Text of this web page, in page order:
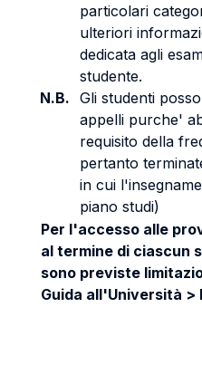
particolari
ulteriori
dedicata agli
studente.
N.B. Gli studenti
appelli purche'
requisito della
pertanto
in cui
piano studi)
Per l'accesso alle
al termine di ciascun
sono previste
Guida all'Università >